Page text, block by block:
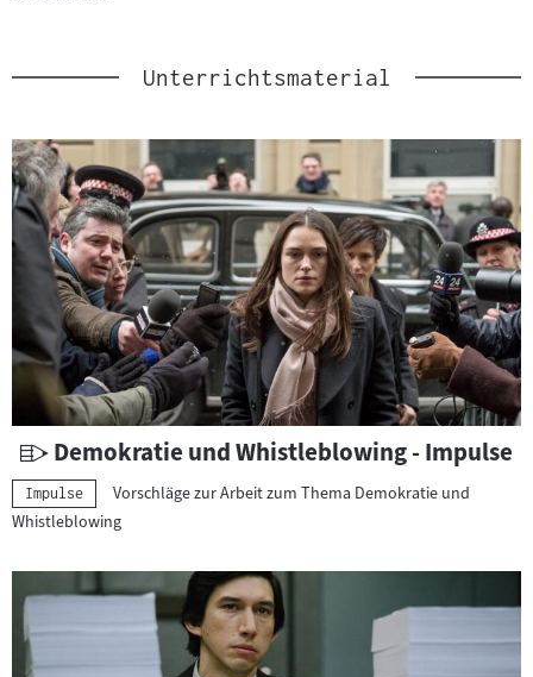
Unterrichtsmaterial
U
n
t
r
r
i
c
Demokratie und Whistleblowing - Impulse
Kategorie:
Impulse
Vorschläge zur Arbeit zum Thema Demokratie und
Whistleblowing